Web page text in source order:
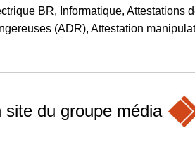
BR, Informatique, Attestations
(ADR), Attestation
site du groupe média